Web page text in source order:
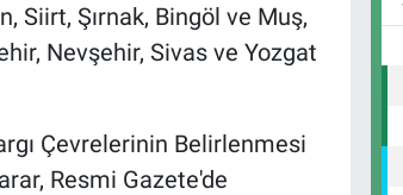
Siirt, Şırnak, Bingöl ve Muş,
Nevşehir, Sivas ve Yozgat
Çevrelerinin Belirlenmesi
Resmi Gazete'de